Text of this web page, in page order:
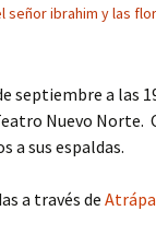
señor ibrahim y las
septiembre a las
Nuevo Norte.
a sus espaldas.
a través de